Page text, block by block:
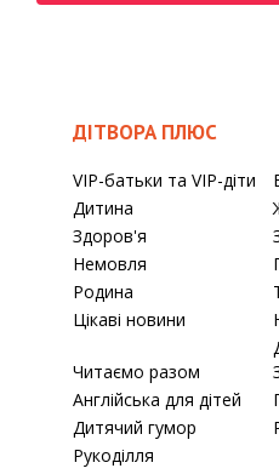
ДІТВОРА ПЛЮС
VIP-батьки та VIP-діти
Дитина
Здоров'я
Немовля
Родина
Цікаві новини
Читаємо разом
Англійська для дітей
Дитячий гумор
Рукоділля